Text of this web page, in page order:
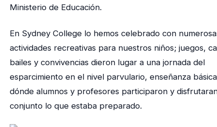
Ministerio de Educación.
En Sydney College lo hemos celebrado con
actividades recreativas para nuestros niños; juegos,
bailes y convivencias dieron lugar a una jornada del
esparcimiento en el nivel parvulario, enseñanza
dónde alumnos y profesores participaron y
conjunto lo que estaba preparado.